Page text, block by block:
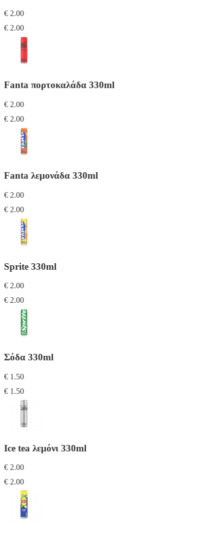
€ 2.00
€ 2.00
Fanta πορτοκαλάδα 330ml
€ 2.00
€ 2.00
Fanta λεμονάδα 330ml
€ 2.00
€ 2.00
Sprite 330ml
€ 2.00
€ 2.00
Σόδα 330ml
€ 1.50
€ 1.50
Ice tea λεμόνι 330ml
€ 2.00
€ 2.00